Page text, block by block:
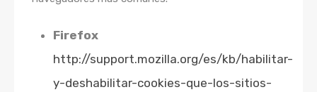
Firefox
http://support.mozilla.org/es/kb/habilitar-
y-deshabilitar-cookies-que-los-sitios-